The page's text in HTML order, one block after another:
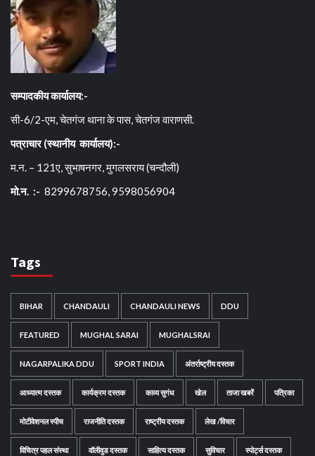
सम्पादकीय कार्यालय:-
सी-6/2-एम, चेतगंज थाना के पास, चेतगंज वाराणसी.
पत्राचार (स्थानीय कार्यालय):-
म.न. – 121ए, सुभाषनगर, मुगलसराय (चन्दौली)
मो.न. :- 8299678756, 9598056904
Tags
BIHAR CHANDAULI CHANDAULI NEWS DDU
FEATURED MUGHAL SARAI MUGHALSRAI
NAGARPALIKA DDU SPORT INDIA अंतर्राष्ट्रीय दस्तक
आध्यात्म दस्तक कार्यक्रम दस्तक काव्य सुगंध खेल ताजा खबरें पत्रिका
मोटीवेशनल स्पीच राजनीति दस्तक राष्ट्रीय दस्तक लेख /विचार
विचित्र पहल संस्था वॉलीवुड दस्तक साहित्य दस्तक सुविचार स्पोर्ट्स दस्तक